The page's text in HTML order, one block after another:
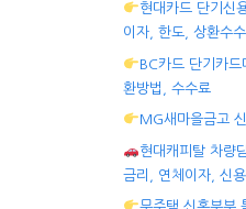
현대카드 단기신
이자, 한도, 상환수
BC카드 단기카
환방법, 수수료
MG새마을금고
현대캐피탈 차량
금리, 연체이자, 신